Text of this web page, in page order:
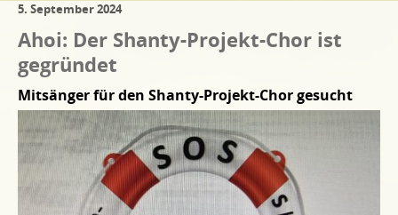
5. September 2024
Ahoi: Der Shanty-Projekt-Chor ist
gegründet
Mitsänger für den Shanty-Projekt-Chor gesucht